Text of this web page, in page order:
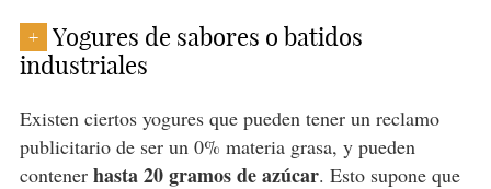
+
Yogures de sabores o batidos
industriales
Existen ciertos yogures que pueden tener un reclamo
publicitario de ser un 0% materia grasa, y pueden
contener hasta 20 gramos de azúcar. Esto supone que